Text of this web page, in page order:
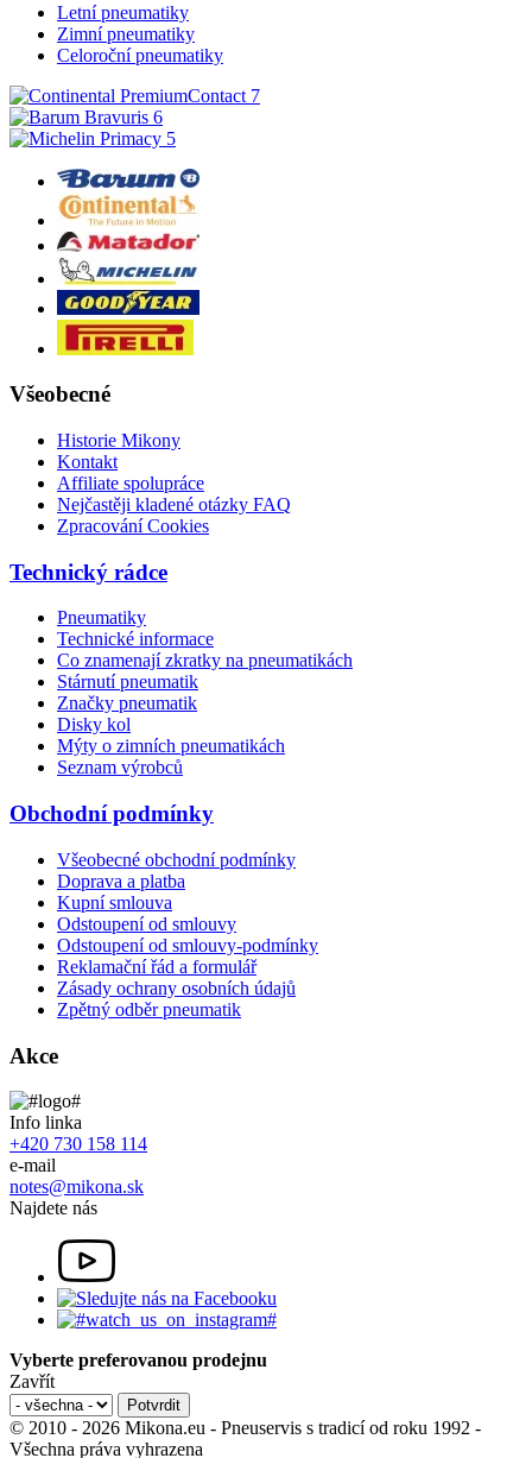
Letní pneumatiky
Zimní pneumatiky
Celoroční pneumatiky
Všeobecné
Historie Mikony
Kontakt
Affiliate spolupráce
Nejčastěji kladené otázky FAQ
Zpracování Cookies
Technický rádce
Pneumatiky
Technické informace
Co znamenají zkratky na pneumatikách
Stárnutí pneumatik
Značky pneumatik
Disky kol
Mýty o zimních pneumatikách
Seznam výrobců
Obchodní podmínky
Všeobecné obchodní podmínky
Doprava a platba
Kupní smlouva
Odstoupení od smlouvy
Odstoupení od smlouvy-podmínky
Reklamační řád a formulář
Zásady ochrany osobních údajů
Zpětný odběr pneumatik
Akce
Info linka
+420 730 158 114
e-mail
notes@mikona.sk
Najdete nás
Vyberte preferovanou prodejnu
Zavřít
© 2010 - 2026 Mikona.eu - Pneuservis s tradicí od roku 1992 -
Všechna práva vyhrazena